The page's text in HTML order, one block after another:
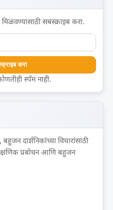
सबस्क्राइब करा.
करा
स्पॅम नाही.
दार्शनिकांच्या विचारांसाठी
प्रबोधन आणि बहुजन